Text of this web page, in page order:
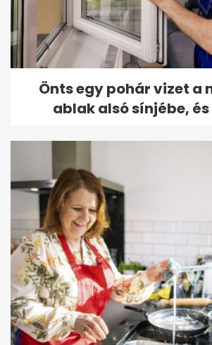
Önts egy pohár vizet a
ablak alsó sínjébe,